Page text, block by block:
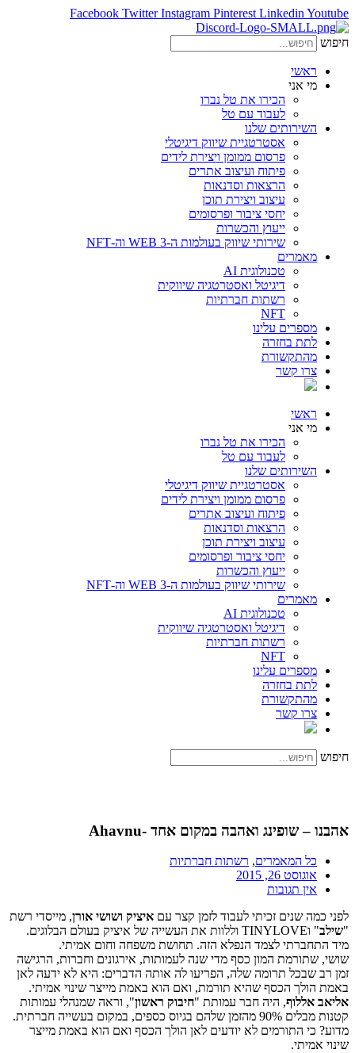
Facebook Twitter Instagram Pinterest Linkedin Youtube
חיפוש
ראשי
מי אני
הכירו את טל נברו
לעבוד עם טל
השירותים שלנו
אסטרטגיית שיווק דיגיטלי
פרסום ממומן ויצירת לידים
פיתוח ועיצוב אתרים
הרצאות וסדנאות
עיצוב ויצירת תוכן
יחסי ציבור ופרסומים
ייעוץ והכשרות
שירותי שיווק בעולמות ה-WEB 3 וה-NFT
מאמרים
טכנולוגית AI
דיגיטל ואסטרטגיה שיווקית
רשתות חברתיות
NFT
מספרים עלינו
לתת בחזרה
מהתקשורת
צרו קשר
ראשי
מי אני
הכירו את טל נברו
לעבוד עם טל
השירותים שלנו
אסטרטגיית שיווק דיגיטלי
פרסום ממומן ויצירת לידים
פיתוח ועיצוב אתרים
הרצאות וסדנאות
עיצוב ויצירת תוכן
יחסי ציבור ופרסומים
ייעוץ והכשרות
שירותי שיווק בעולמות ה-WEB 3 וה-NFT
מאמרים
טכנולוגית AI
דיגיטל ואסטרטגיה שיווקית
רשתות חברתיות
NFT
מספרים עלינו
לתת בחזרה
מהתקשורת
צרו קשר
חיפוש
אהבנו – שופינג ואהבה במקום אחד -Ahavnu
כל המאמרים, רשתות חברתיות
אוגוסט 26, 2015
אין תגובות
לפני כמה שנים זכיתי לעבוד לזמן קצר עם איציק ושושי אורן, מייסדי רשת
"שילב" וTINYLOVE וללוות את העשייה של איציק בעולם הבלוגים.
מיד התחברתי לצמד הנפלא הזה. תחושת משפחה וחום אמיתי.
שושי, שתורמת המון כסף מדי שנה לעמותות, אירגונים וחברות, הרגישה
זמן רב שבכל תרומה שלה, הפריעו לה אותה הדברים: היא לא ידעה לאן
באמת הולך הכסף שהיא תורמת, ואם הוא באמת מייצר שינוי אמיתי.
אליאב אללוף, היה חבר עמותת "חיבוק ראשון", וראה שמנהלי עמותות
קטנות מבלים 90% מהזמן שלהם בגיוס כספים, במקום בעשייה חברתית.
מדוע? כי התורמים לא יודעים לאן הולך הכסף ואם הוא באמת מייצר
שינוי אמיתי.